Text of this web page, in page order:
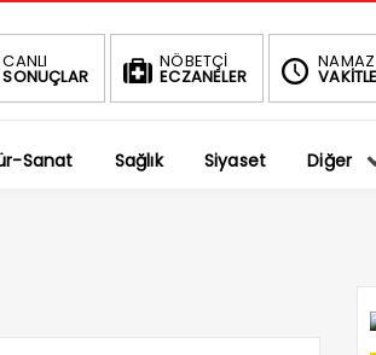
CANLI
SONUÇLAR
NÖBETÇİ
ECZANELER
NAMAZ
BIST
-1.02% 1.696,53
DOLAR
% 47,5762
EURO
% 55,0924
Sanat Sağlık Siyaset Diğer